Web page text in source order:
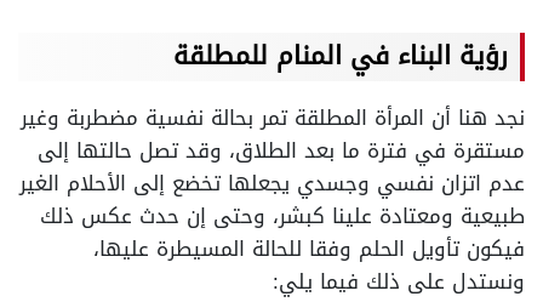
رؤية البناء في المنام للمطلقة
نجد هنا أن المرأة المطلقة تمر بحالة نفسية مضطربة وغير
مستقرة في فترة ما بعد الطلاق، وقد تصل حالتها إلى
عدم اتزان نفسي وجسدي يجعلها تخضع إلى الأحلام الغير
طبيعية ومعتادة علينا كبشر، وحتى إن حدث عكس ذلك
فيكون تأويل الحلم وفقا للحالة المسيطرة عليها،
ونستدل على ذلك فيما يلي: